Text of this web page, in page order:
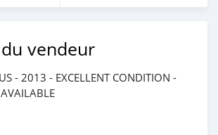
vendeur
- 2013 - EXCELLENT CONDITION -